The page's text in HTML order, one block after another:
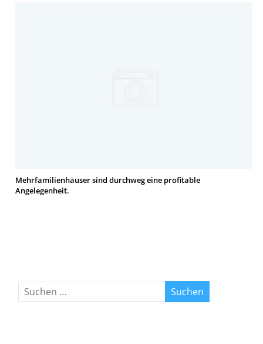
Mehrfamilienhäuser sind durchweg eine profitable
Angelegenheit.